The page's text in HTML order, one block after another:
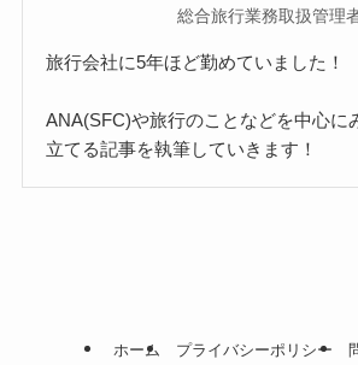
総合旅行業務取扱管理
旅行会社に5年ほど勤めていました！
ANA(SFC)や旅行のことなどを中心に
立てる記事を執筆していきます！
ホーム プライバシーポリシー